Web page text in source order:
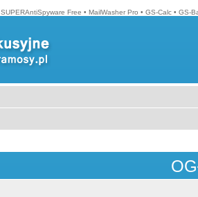
SUPERAntiSpyware Free • MailWasher Pro • GS-Calc • GS-